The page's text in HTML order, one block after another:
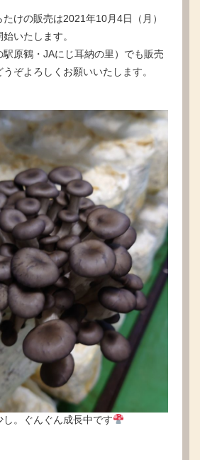
けの販売は2021年10月4日（月）
いたします。
原鶴・JAにじ耳納の里）でも販売
ぞよろしくお願いいたします。
。ぐんぐん成長中です